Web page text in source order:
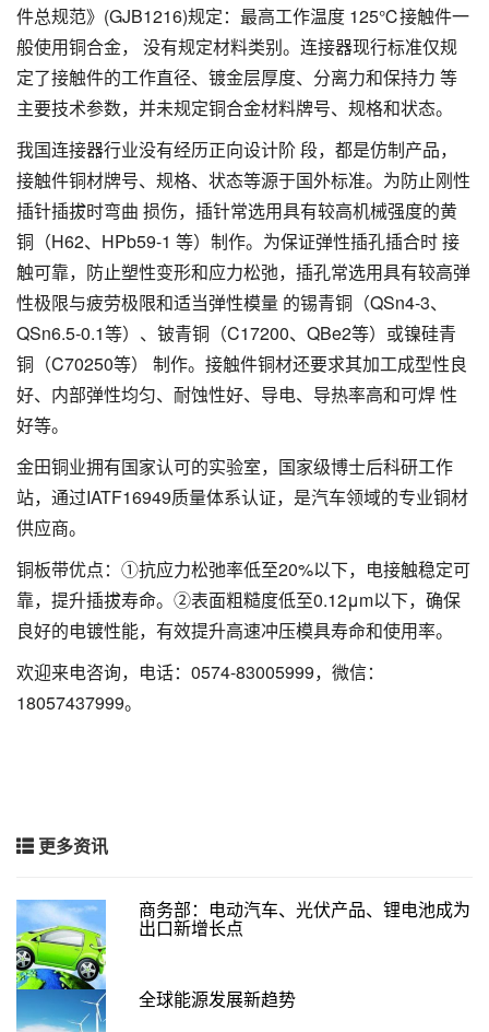
件总规范》(GJB1216)规定：最高工作温度 125℃接触件一
般使用铜合金， 没有规定材料类别。连接器现行标准仅规
定了接触件的工作直径、镀金层厚度、分离力和保持力 等
主要技术参数，并未规定铜合金材料牌号、规格和状态。
我国连接器行业没有经历正向设计阶 段，都是仿制产品，
接触件铜材牌号、规格、状态等源于国外标准。为防止刚性
插针插拔时弯曲 损伤，插针常选用具有较高机械强度的黄
铜（H62、HPb59-1 等）制作。为保证弹性插孔插合时 接
触可靠，防止塑性变形和应力松弛，插孔常选用具有较高弹
性极限与疲劳极限和适当弹性模量 的锡青铜（QSn4-3、
QSn6.5-0.1等）、铍青铜（C17200、QBe2等）或镍硅青
铜（C70250等） 制作。接触件铜材还要求其加工成型性良
好、内部弹性均匀、耐蚀性好、导电、导热率高和可焊 性
好等。
金田铜业拥有国家认可的实验室，国家级博士后科研工作
站，通过IATF16949质量体系认证，是汽车领域的专业铜材
供应商。
铜板带优点：①抗应力松弛率低至20%以下，电接触稳定可
靠，提升插拔寿命。②表面粗糙度低至0.12μm以下，确保
良好的电镀性能，有效提升高速冲压模具寿命和使用率。
欢迎来电咨询，电话：0574-83005999，微信：
18057437999。
更多资讯
商务部：电动汽车、光伏产品、锂电池成为
出口新增长点
全球能源发展新趋势